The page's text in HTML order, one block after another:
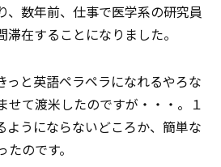
、数年前、仕事で医学系の研究員
在することになりました。
っと英語ペラペラになれるやろな
せて渡米したのですが・・・。１
ようにならないどころか、簡単な
のです。